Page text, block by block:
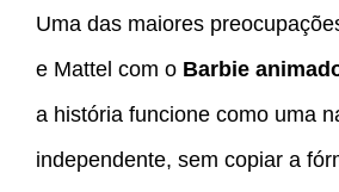
Uma das maiores
e Mattel com o Barbie
a história funcione como uma
independente, sem copiar a